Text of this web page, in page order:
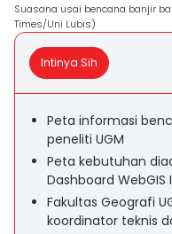
Suasana usai bencana banjir
Times/Uni Lubis)
Intinya Sih
Peta informasi
peneliti UGM
Peta kebutuhan
Dashboard WebGIS
Fakultas Geografi
koordinator teknis